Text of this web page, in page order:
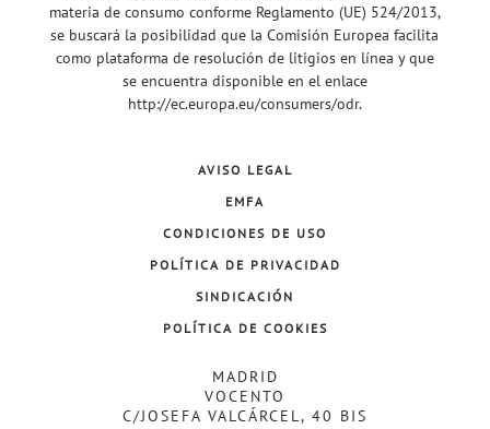
materia de consumo conforme Reglamento (UE) 524/2013,
se buscará la posibilidad que la Comisión Europea facilita
como plataforma de resolución de litigios en línea y que
se encuentra disponible en el enlace
http://ec.europa.eu/consumers/odr.
AVISO LEGAL
EMFA
CONDICIONES DE USO
POLÍTICA DE PRIVACIDAD
SINDICACIÓN
POLÍTICA DE COOKIES
MADRID
VOCENTO
C/JOSEFA VALCÁRCEL, 40 BIS